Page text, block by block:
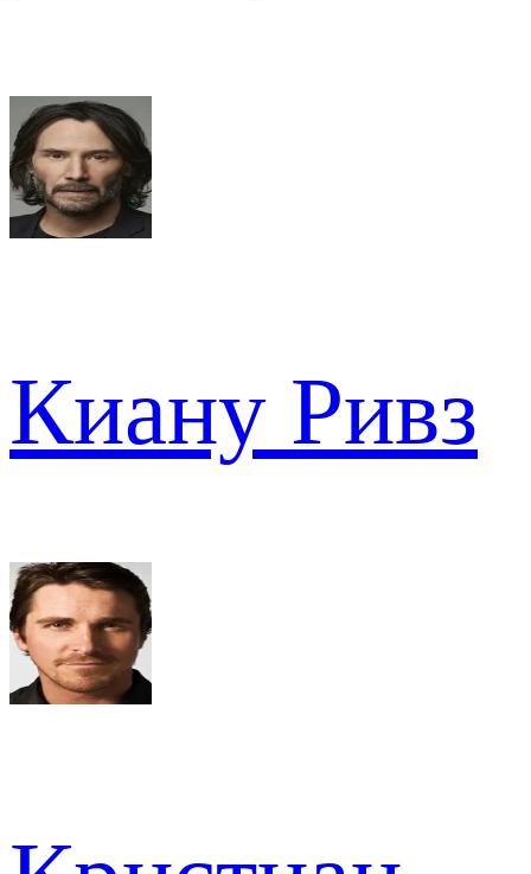
Киану Ривз